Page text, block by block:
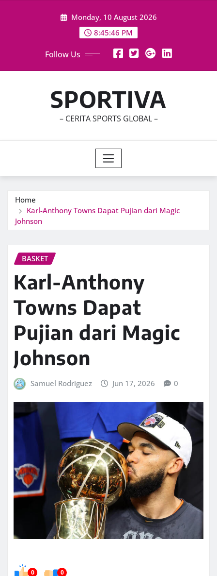
Monday, 10 August 2026
8:45:48 PM
Follow Us
SPORTIVA
– CERITA SPORTS GLOBAL –
Home
Karl-Anthony Towns Dapat Pujian dari Magic
Johnson
BASKET
Karl-Anthony
Towns Dapat
Pujian dari Magic
Johnson
Samuel Rodriguez Jun 17, 2026 0
0 0